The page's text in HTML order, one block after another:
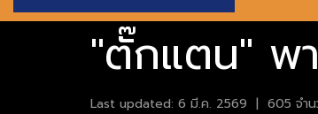
"ตั๊กแตน" พา
Last updated: 6 มี.ค. 2569 | 605 จำน